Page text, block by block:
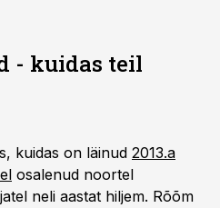
- kuidas teil
kuidas on läinud 2013.a
osalenud noortel
neli aastat hiljem. Rõõm